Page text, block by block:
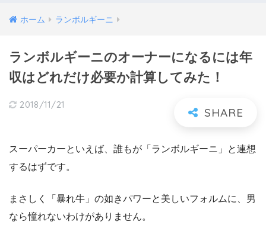
ホーム ランボルギーニ
ランボルギーニのオーナーになるには年
収はどれだけ必要か計算してみた！
2018/11/21
スーパーカーといえば、誰もが「ランボルギーニ」と連想
するはずです。
まさしく「暴れ牛」の如きパワーと美しいフォルムに、男
なら憧れないわけがありません。